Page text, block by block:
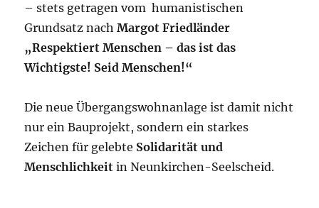
– stets getragen vom humanistischen
Grundsatz nachMargot Friedländer
„Respektiert Menschen – das ist das
Wichtigste! Seid Menschen!“
Die neue Übergangswohnanlage ist damit nicht
nur ein Bauprojekt, sondern ein starkes
Zeichen für gelebte Solidarität und
Menschlichkeit in Neunkirchen-Seelscheid.